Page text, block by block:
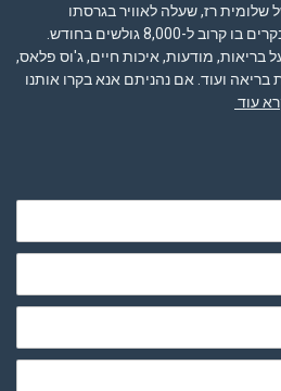
רז, שעלה לאוויר בגרסתו
הראשונה בשנת 2009 וכיום מבקרים בו קרוב ל-8,000 גולשים בחודש.
מודעות, איכות חיים, ג'וס פלאס,
ועוד. אם נהניתם אנא בקרו אותנו
עוד